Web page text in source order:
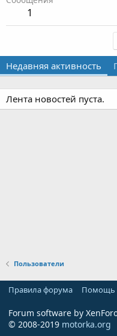
1
Недавняя активность
Лента новостей пуста.
Пользователи
Правила форума Помощь
Forum software by
© 2008-2019 motorka.org